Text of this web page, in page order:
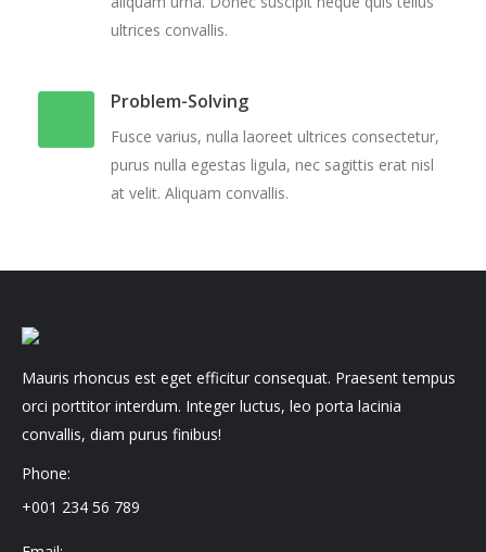
ultrices convallis.
Problem-Solving
Fusce varius, nulla laoreet ultrices consectetur,
purus nulla egestas ligula, nec sagittis erat nisl
at velit. Aliquam convallis.
Mauris rhoncus est eget efficitur consequat. Praesent tempus
orci porttitor interdum. Integer luctus, leo porta lacinia
convallis, diam purus finibus!
Phone:
+001 234 56 789